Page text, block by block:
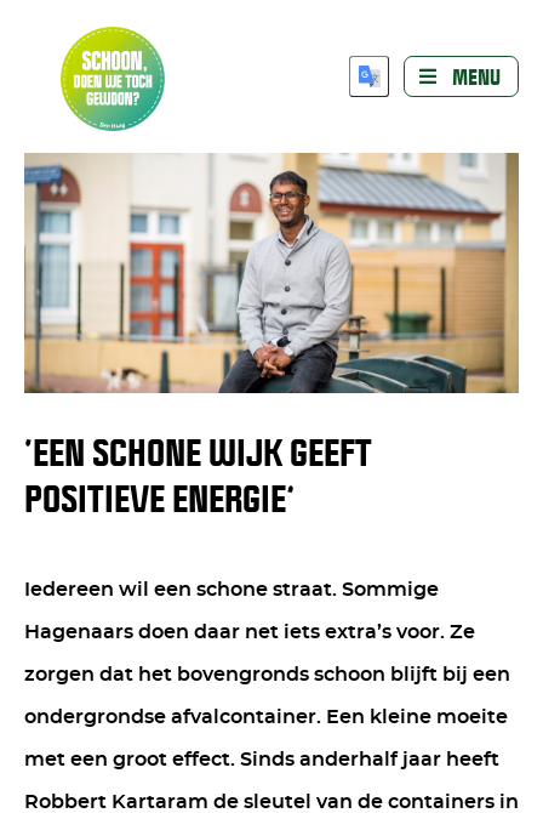
MENU
‘EEN SCHONE WIJK GEEFT
POSITIEVE ENERGIE’
Iedereen wil een schone straat. Sommige
Hagenaars doen daar net iets extra’s voor. Ze
zorgen dat het bovengronds schoon blijft bij een
ondergrondse afvalcontainer. Een kleine moeite
met een groot effect. Sinds anderhalf jaar heeft
Robbert Kartaram de sleutel van de containers in